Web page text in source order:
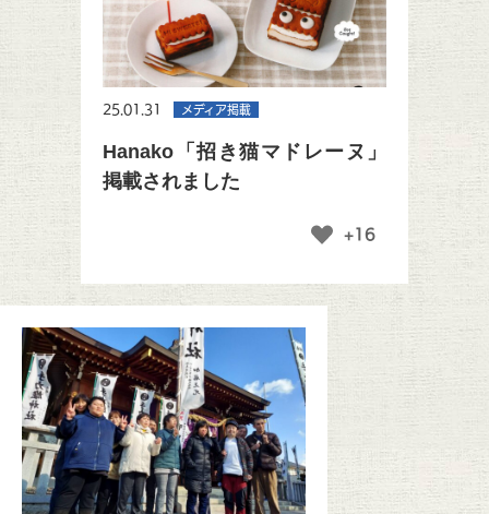
25.01.31 メディア掲載
Hanako「招き猫マドレーヌ」
掲載されました
+16